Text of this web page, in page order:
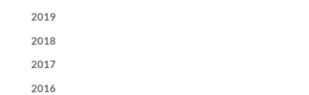
2019
2018
2017
2016